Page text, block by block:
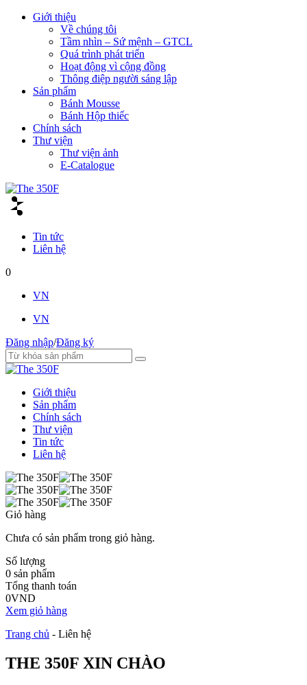
Giới thiệu
Về chúng tôi
Tầm nhìn – Sứ mệnh – GTCL
Quá trình phát triển
Hoạt động vì cộng đồng
Thông điệp người sáng lập
Sản phẩm
Bánh Mousse
Bánh Hộp thiếc
Chính sách
Thư viện
Thư viện ảnh
E-Catalogue
Tin tức
Liên hệ
0
VN
VN
Đăng nhập/Đăng ký
Giới thiệu
Sản phẩm
Chính sách
Thư viện
Tin tức
Liên hệ
Giỏ hàng
Chưa có sản phẩm trong giỏ hàng.
Số lượng
0 sản phẩm
Tổng thanh toán
0VND
Xem giỏ hàng
Trang chủ - Liên hệ
THE 350F XIN CHÀO